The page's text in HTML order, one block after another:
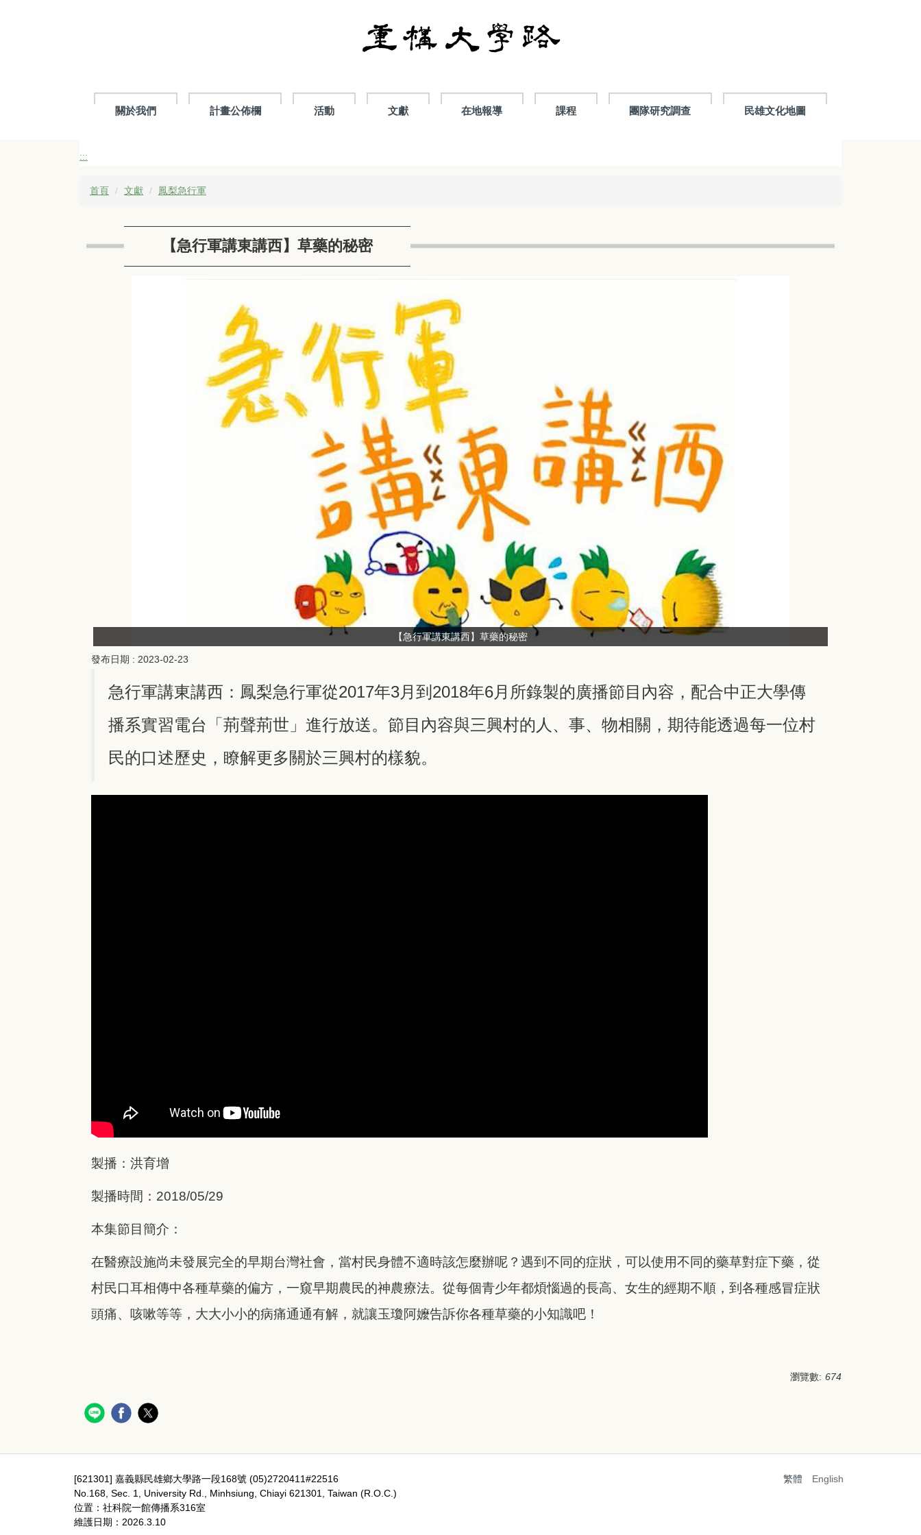
關於我們 計畫公佈欄 活動 文獻 在地報導 課程 團隊研究調查 民雄文化地圖
:::
首頁 文獻 鳳梨急行軍
【急行軍講東講西】草藥的秘密
【急行軍講東講西】草藥的秘密
發布日期 : 2023-02-23
急行軍講東講西：鳳梨急行軍從2017年3月到2018年6月所錄製的廣播節目內容，配合中正大學傳
播系實習電台「荊聲荊世」進行放送。節目內容與三興村的人、事、物相關，期待能透過每一位村
民的口述歷史，瞭解更多關於三興村的樣貌。
製播：洪育增
製播時間：2018/05/29
本集節目簡介：
在醫療設施尚未發展完全的早期台灣社會，當村民身體不適時該怎麼辦呢？遇到不同的症狀，可以使用不同的藥草對症下藥，從
村民口耳相傳中各種草藥的偏方，一窺早期農民的神農療法。從每個青少年都煩惱過的長高、女生的經期不順，到各種感冒症狀
頭痛、咳嗽等等，大大小小的病痛通通有解，就讓玉瓊阿嬤告訴你各種草藥的小知識吧！
瀏覽數: 674
繁體 English
[621301] 嘉義縣民雄鄉大學路一段168號 (05)2720411#22516
No.168, Sec. 1, University Rd., Minhsiung, Chiayi 621301, Taiwan (R.O.C.)
位置：社科院一館傳播系316室
維護日期：2026.3.10